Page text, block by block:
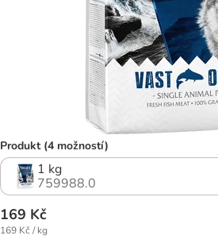
Produkt (4 možností)
1 kg
759988.0
169 Kč
169 Kč / kg